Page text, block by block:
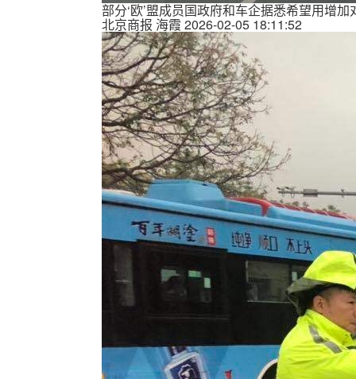
部分‘欧’盟成员国政府和车企据悉希望用增
北京商报 海霞 2026-02-05 18:11:52